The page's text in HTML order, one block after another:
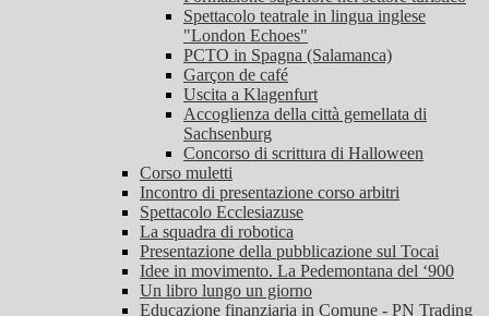
Spettacolo teatrale in lingua inglese
"London Echoes"
PCTO in Spagna (Salamanca)
Garçon de café
Uscita a Klagenfurt
Accoglienza della città gemellata di
Sachsenburg
Concorso di scrittura di Halloween
Corso muletti
Incontro di presentazione corso arbitri
Spettacolo Ecclesiazuse
La squadra di robotica
Presentazione della pubblicazione sul Tocai
Idee in movimento. La Pedemontana del ‘900
Un libro lungo un giorno
Educazione finanziaria in Comune - PN Trading